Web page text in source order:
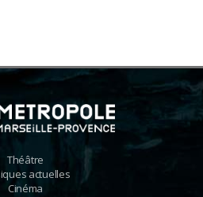
Théâtre
actuelles
Cinéma